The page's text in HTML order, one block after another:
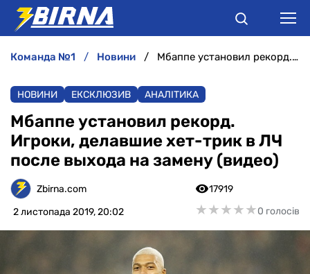
АНАЛІТИКА
ІНТЕРВ'Ю
РІЗНЕ
БУКМЕКЕРИ
команда №1 новини Мбаппе установил рекорд. Игроки, делавшие хет-трик в ЛЧ после выхода на замену (видео)
НОВИНИ ЕКСКЛЮЗИВ АНАЛІТИКА
Мбаппе установил рекорд.
Игроки, делавшие хет-трик в ЛЧ
после выхода на замену (видео)
Zbirna.com
2 листопада 2019, 20:02
17919
★★★★★
★★★★★0 голосів